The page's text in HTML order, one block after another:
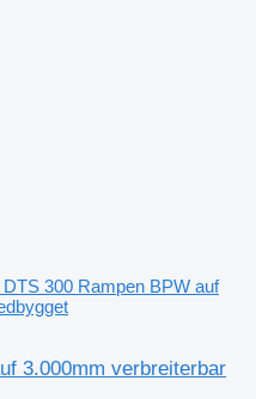
DTS 300 Rampen BPW auf
3.000mm verbreiterbar